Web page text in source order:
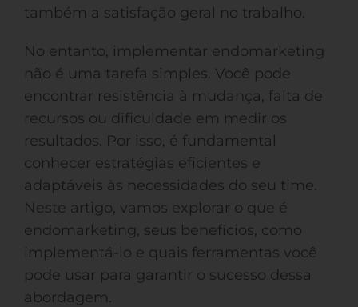
também a satisfação geral no trabalho.
No entanto, implementar endomarketing
não é uma tarefa simples. Você pode
encontrar resistência à mudança, falta de
recursos ou dificuldade em medir os
resultados. Por isso, é fundamental
conhecer estratégias eficientes e
adaptáveis às necessidades do seu time.
Neste artigo, vamos explorar o que é
endomarketing, seus benefícios, como
implementá-lo e quais ferramentas você
pode usar para garantir o sucesso dessa
abordagem.